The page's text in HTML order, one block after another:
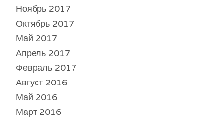
Ноябрь 2017
Октябрь 2017
Май 2017
Апрель 2017
Февраль 2017
Август 2016
Май 2016
Март 2016